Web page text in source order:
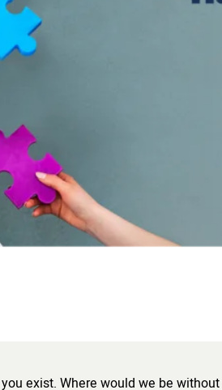
exist. Where would we be